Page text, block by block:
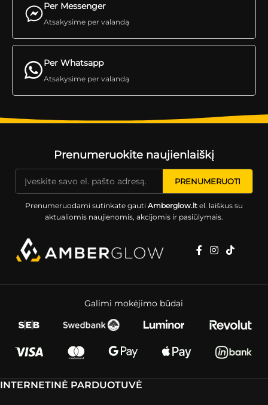
Per Messenger
Atsakysime per valandą
Per Whatsapp
Atsakysime per valandą
Prenumeruokite naujienlaiškį
Prenumeruodami sutinkate gauti Amberglow.ltel. laiškus su
aktualiomis naujienomis, akcijomis ir pasiūlymais.
Galimi mokėjimo būdai
INTERNETINĖ PARDUOTUVĖ